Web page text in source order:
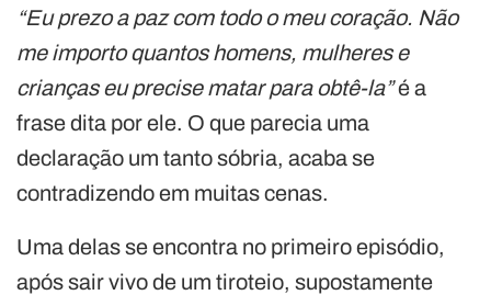
“Eu prezo a paz com todo o meu coração. Não
me importo quantos homens, mulheres e
crianças eu precise matar para obtê-la”é a
frase dita por ele. O que parecia uma
declaração um tanto sóbria, acaba se
contradizendo em muitas cenas.
Uma delas se encontra no primeiro episódio,
após sair vivo de um tiroteio, supostamente